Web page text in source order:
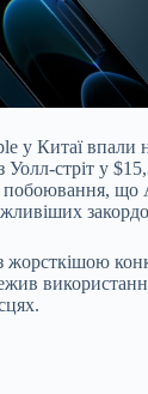
у Китаї впали
стріт у
побоювання, що
жорсткішою